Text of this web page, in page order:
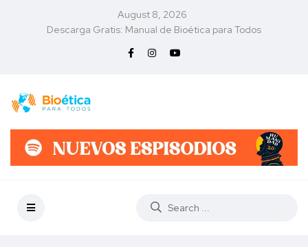
August 8, 2026
Descarga Gratis: Manual de Bioética para Todos